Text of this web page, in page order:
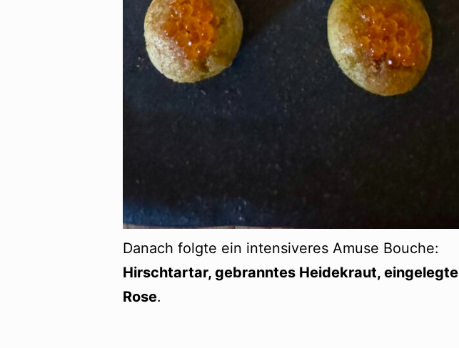
Danach folgte ein intensiveres Amuse Bouche:
Hirschtartar, gebranntes Heidekraut, eingelegte
Rose.